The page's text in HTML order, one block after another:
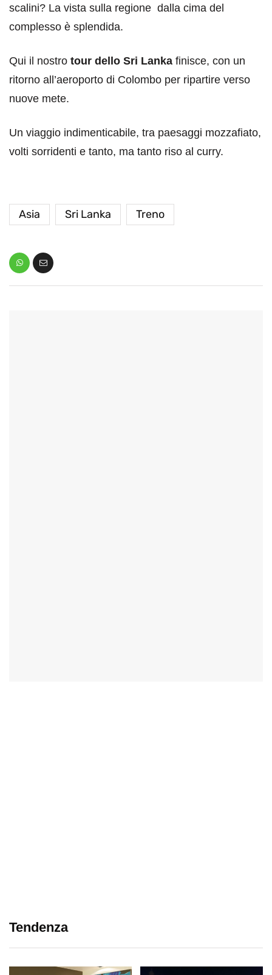
scalini? La vista sulla regione dalla cima del
complesso è splendida.
Qui il nostro tour dello Sri Lanka finisce, con un
ritorno all’aeroporto di Colombo per ripartire verso
nuove mete.
Un viaggio indimenticabile, tra paesaggi mozzafiato,
volti sorridenti e tanto, ma tanto riso al curry.
Asia Sri Lanka Treno
Tendenza